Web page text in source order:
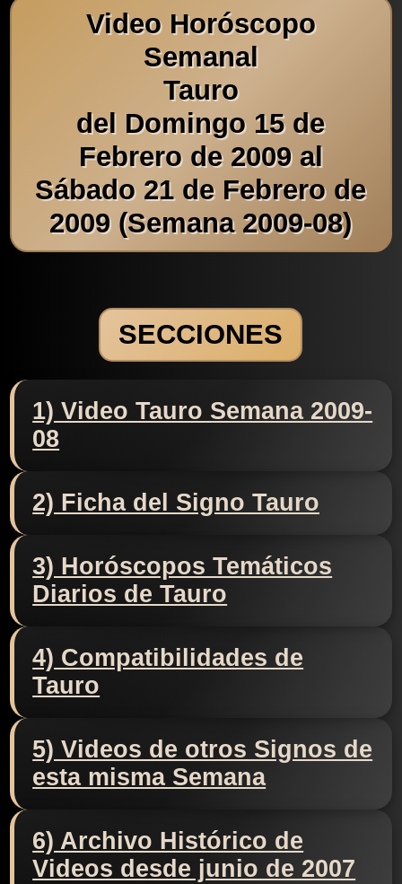
Video Horóscopo
Semanal
Tauro
del Domingo 15 de
Febrero de 2009 al
Sábado 21 de Febrero de
2009 (Semana 2009-08)
SECCIONES
1) Video Tauro Semana 2009-
08
2) Ficha del Signo Tauro
3) Horóscopos Temáticos
Diarios de Tauro
4) Compatibilidades de
Tauro
5) Videos de otros Signos de
esta misma Semana
6) Archivo Histórico de
Videos desde junio de 2007